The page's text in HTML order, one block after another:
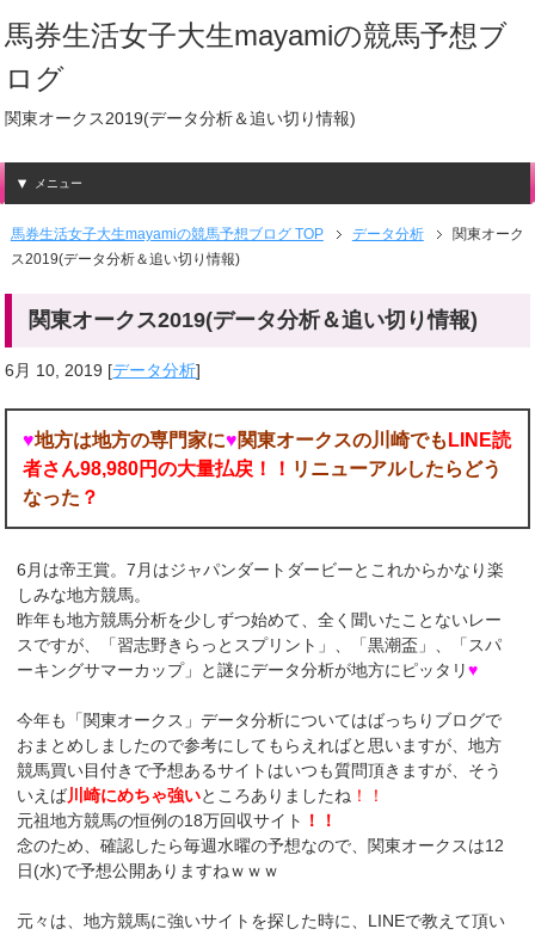
馬券生活女子大生mayamiの競馬予想ブ
ログ
関東オークス2019(データ分析＆追い切り情報)
メニュー
馬券生活女子大生mayamiの競馬予想ブログ TOP データ分析
関東オーク
ス2019(データ分析＆追い切り情報)
関東オークス2019(データ分析＆追い切り情報)
6月 10, 2019 [データ分析]
♥地方は地方の専門家に♥関東オークスの川崎でも LINE読
者さん98,980円の大量払戻！！ リニューアルしたらどう
なった ？
6月は帝王賞。7月はジャパンダートダービーとこれからかなり楽
しみな地方競馬。
昨年も地方競馬分析を少しずつ始めて、全く聞いたことないレー
スですが、「習志野きらっとスプリント」、「黒潮盃」、「スパ
ーキングサマーカップ」と謎にデータ分析が地方にピッタリ♥
今年も「関東オークス」データ分析についてはばっちりブログで
おまとめしましたので参考にしてもらえればと思いますが、地方
競馬買い目付きで予想あるサイトはいつも質問頂きますが、そう
いえば川崎にめちゃ強いところありましたね ！！
元祖地方競馬の恒例の18万回収サイト ！！
念のため、確認したら毎週水曜の予想なので、関東オークスは12
日(水)で予想公開ありますねｗｗｗ
元々は、地方競馬に強いサイトを探した時に、LINEで教えて頂い